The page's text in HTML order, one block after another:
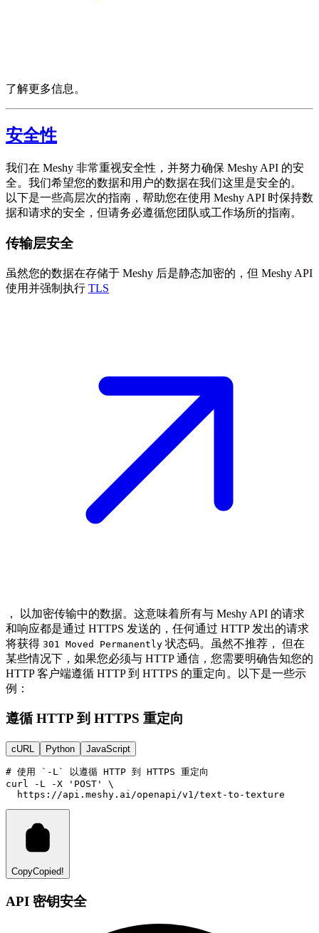
了解更多信息。
安全性
我们在 Meshy 非常重视安全性，并努力确保 Meshy API 的安
全。我们希望您的数据和用户的数据在我们这里是安全的。
以下是一些高层次的指南，帮助您在使用 Meshy API 时保持数
据和请求的安全，但请务必遵循您团队或工作场所的指南。
传输层安全
虽然您的数据在存储于 Meshy 后是静态加密的，但 Meshy API
使用并强制执行 TLS
， 以加密传输中的数据。这意味着所有与 Meshy API 的请求
和响应都是通过 HTTPS 发送的，任何通过 HTTP 发出的请求
将获得 301 Moved Permanently 状态码。虽然不推荐， 但在
某些情况下，如果您必须与 HTTP 通信，您需要明确告知您的
HTTP 客户端遵循 HTTP 到 HTTPS 的重定向。以下是一些示
例：
遵循 HTTP 到 HTTPS 重定向
cURL Python JavaScript
# 使用 `-L` 以遵循 HTTP 到 HTTPS 重定向
curl
-L -X 'POST'
\
https://api.meshy.ai/openapi/v1/text-to-texture
CopyCopied!
API 密钥安全